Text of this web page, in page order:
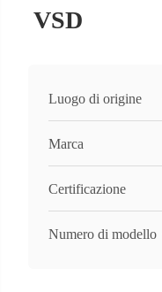
VSD
Luogo di origine
Marca
Certificazione
Numero di modello